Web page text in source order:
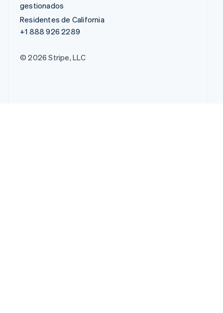
gestionados
Residentes de California
+1 888 926 2289
© 2026 Stripe, LLC